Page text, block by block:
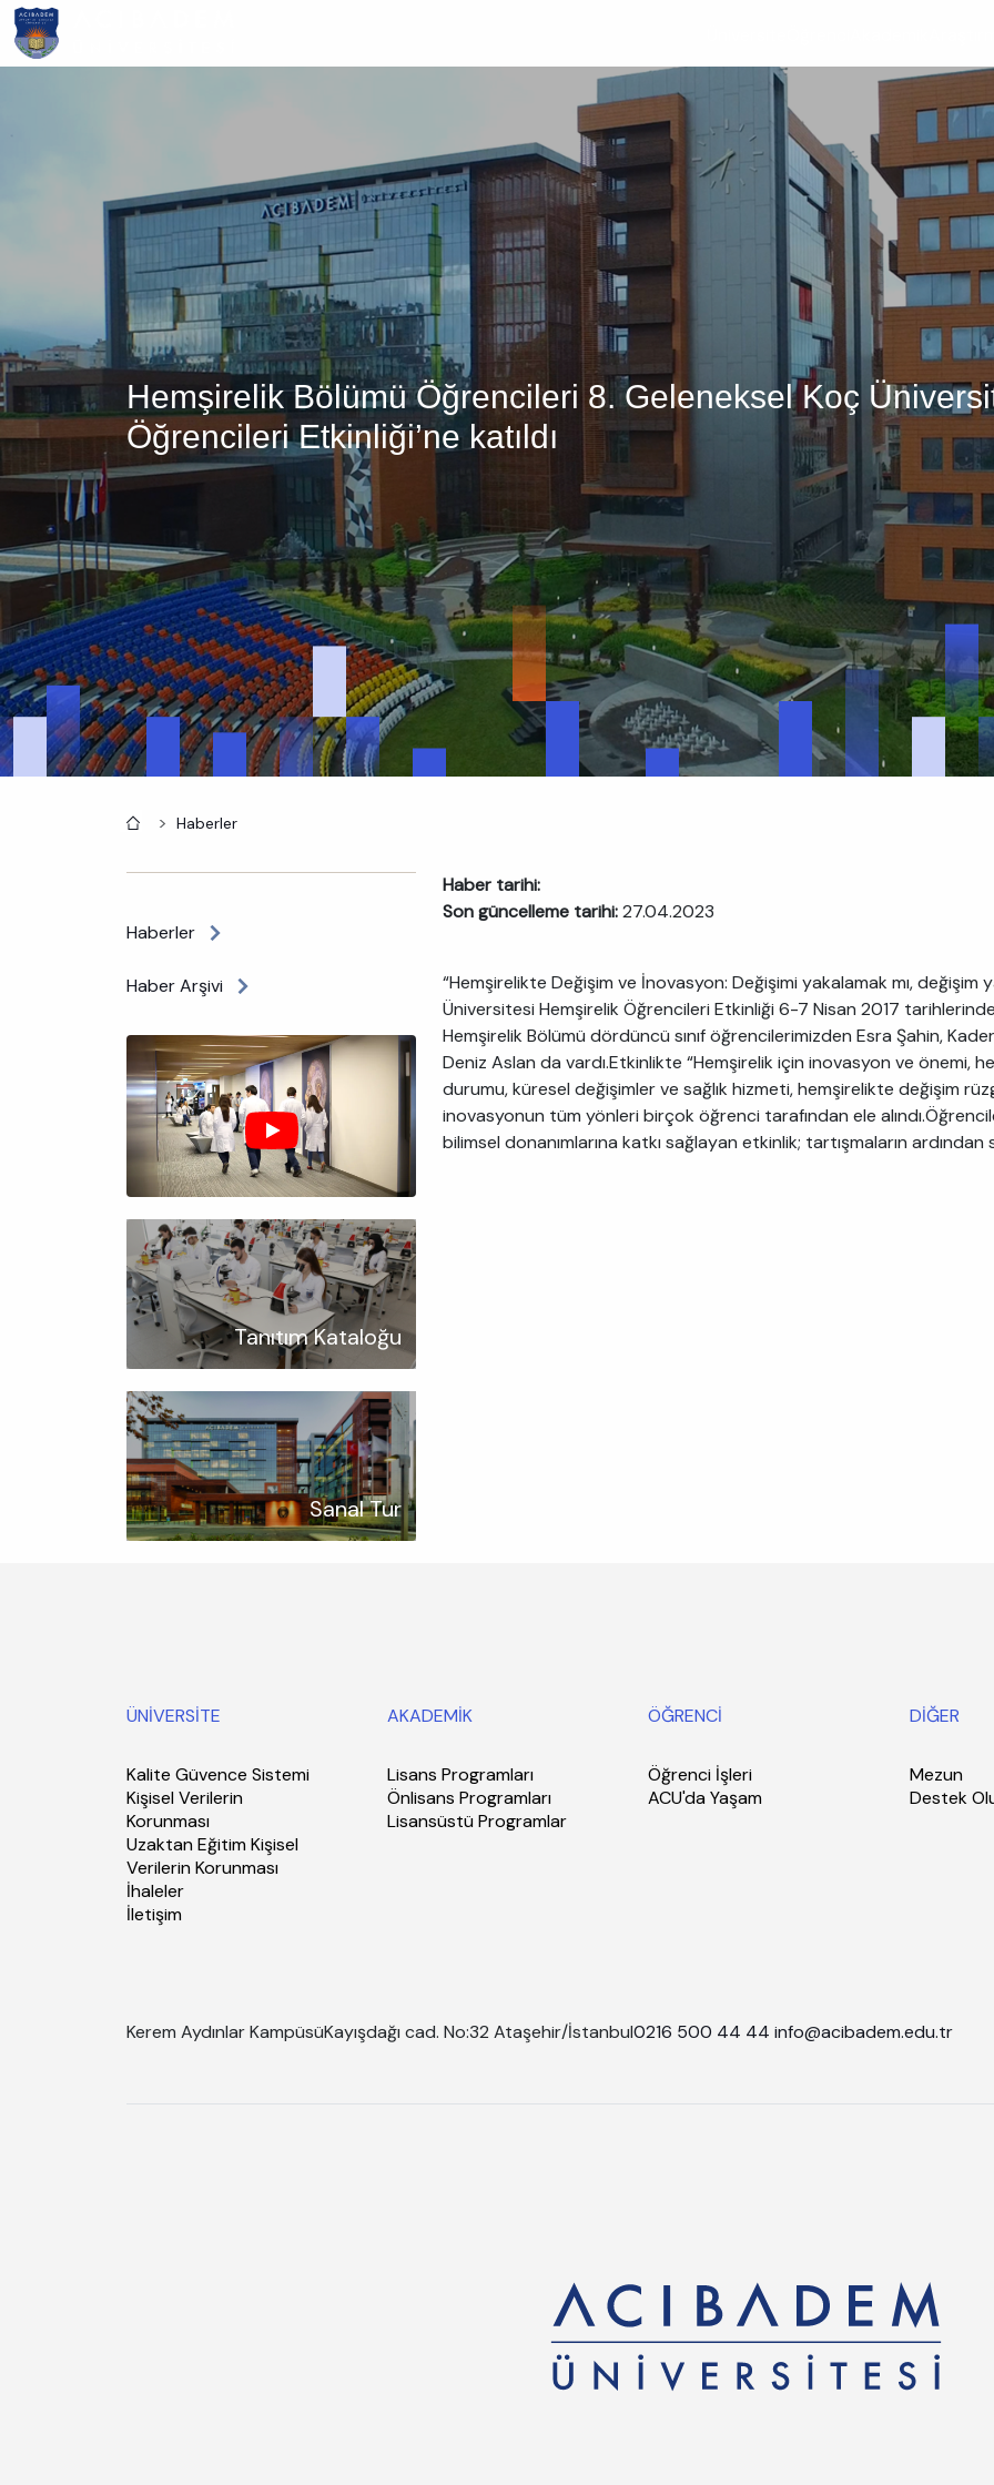
Ana
içeriğe
atla
Hemşirelik Bölümü Öğrencileri 8. Geleneksel Koç
Öğrencileri Etkinliği’ne katıldı
AnasayfaHaberler
Haberler
Haber Arşivi
Tanıtım Kataloğu
Sanal Tur
Haber tarihi:
Son güncelleme tarihi:27.04.2023
“Hemşirelikte Değişim ve İnovasyon: Değişimi yakalamak mı, değişim
Üniversitesi Hemşirelik Öğrencileri Etkinliği 6-7 Nisan 2017
Hemşirelik Bölümü dördüncü sınıf öğrencilerimizden Esra Şahin,
Deniz Aslan da vardı.Etkinlikte “Hemşirelik için inovasyon ve önemi,
durumu, küresel değişimler ve sağlık hizmeti, hemşirelikte değişim
inovasyonun tüm yönleri birçok öğrenci tarafından ele
bilimsel donanımlarına katkı sağlayan etkinlik; tartışmaların ardından
ÜNİVERSİTE
Kalite Güvence Sistemi
Kişisel Verilerin
Korunması
Uzaktan Eğitim Kişisel
Verilerin Korunması
İhaleler
İletişim
AKADEMİK
Lisans Programları
Önlisans Programları
Lisansüstü Programlar
ÖĞRENCİ
Öğrenci İşleri
ACU'da Yaşam
DİĞER
Mezun
Destek
Kerem Aydınlar KampüsüKayışdağı cad. No:32 Ataşehir/İstanbul0216 500 44 44 info@acibadem.edu.tr